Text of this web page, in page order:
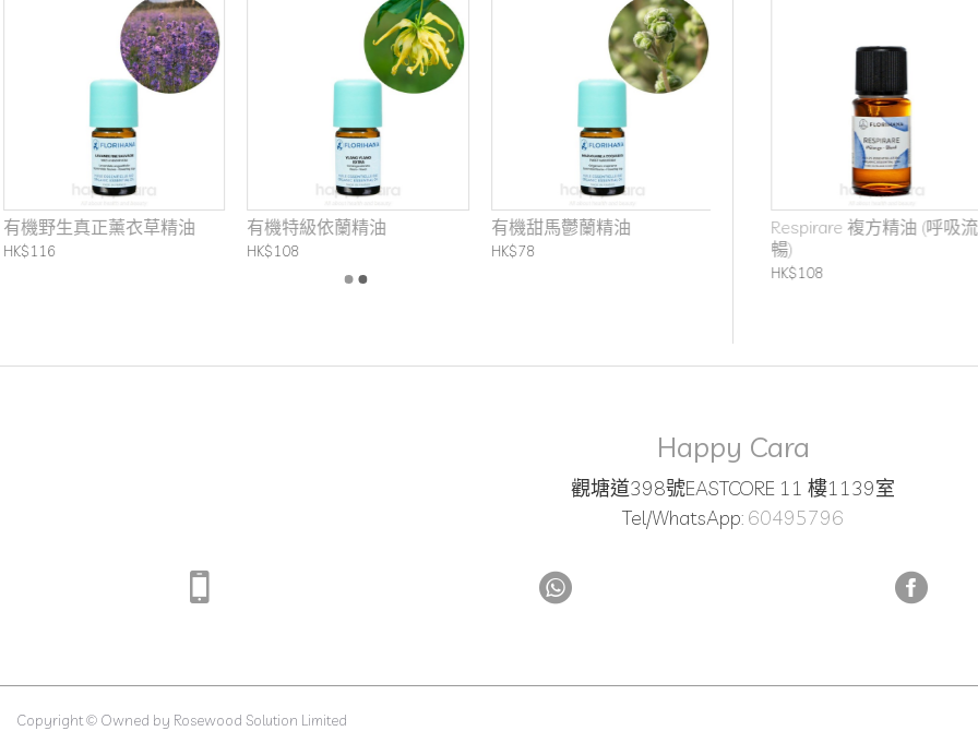
有機野生真正薰衣草精油
HK$116
有機特級依蘭精油
HK$108
有機甜馬鬱蘭精油
HK$78
DEFENDO 複方精油 (增強防
禦)
LUNA 複方精油 (明亮的夜)
HK$102
RELAXARE 複方精油 (舒緩放
鬆)
Respirare 複方精油 (呼吸流
暢)
HK$108
Happy Cara
觀塘道398號EASTCORE 11 樓1139室
Tel/WhatsApp: 60495796
Copyright © Owned by Rosewood Solution Limited